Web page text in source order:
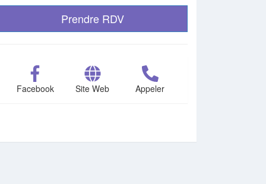
Prendre RDV
Facebook Site Web Appeler